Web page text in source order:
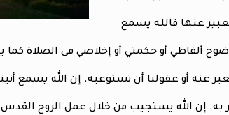
عنها فالله يسمع
ألفاظي أو حكمتي أو إخلاصي فى الصلاة
عنه أو عقولنا أن تستوعبه. إن الله يسمع
إن الله يستجيب من خلال عمل الروح